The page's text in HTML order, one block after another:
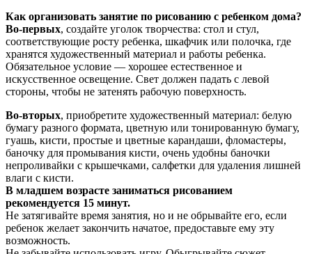
Как организовать занятие по рисованию с ребенком дома?
Во-первых, создайте уголок творчества: стол и стул,
соответствующие росту ребенка, шкафчик или полочка, где
хранятся художественный материал и работы ребенка.
Обязательное условие — хорошее естественное и
искусственное освещение. Свет должен падать с левой
стороны, чтобы не затенять рабочую поверхность.
Во-вторых, приобретите художественный материал: белую
бумагу разного формата, цветную или тонированную бумагу,
гуашь, кисти, простые и цветные карандаши, фломастеры,
баночку для промывания кисти, очень удобны баночки
непроливайки с крышечками, салфетки для удаления лишней
влаги с кисти.
В младшем возрасте заниматься рисованием
рекомендуется 15 минут.
Не затягивайте время занятия, но и не обрывайте его, если
ребенок желает закончить начатое, предоставьте ему эту
возможность.